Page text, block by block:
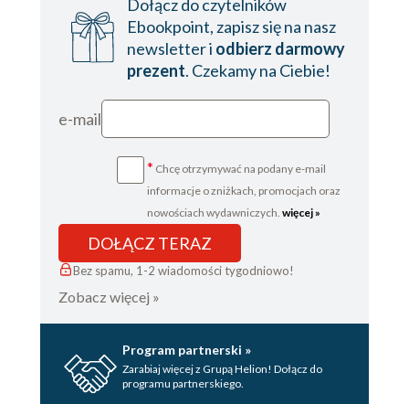
Dołącz do czytelników
Ebookpoint, zapisz się na nasz
newsletter i odbierz darmowy
prezent. Czekamy na Ciebie!
e-mail
* Chcę otrzymywać na podany e-mail
informacje o zniżkach, promocjach oraz
nowościach wydawniczych. więcej »
DOŁĄCZ TERAZ
Bez spamu, 1-2 wiadomości tygodniowo!
Zobacz więcej »
Program partnerski »
Zarabiaj więcej z Grupą Helion! Dołącz do
programu partnerskiego.